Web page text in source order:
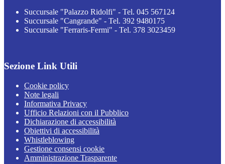
Succursale "Palazzo Ridolfi" - Tel. 045 567124
Succursale "Cangrande" - Tel. 392 9480175
Succursale "Ferraris-Fermi" - Tel. 378 3023459
Sezione Link Utili
Cookie policy
Note legali
Informativa Privacy
Ufficio Relazioni con il Pubblico
Dichiarazione di accessibilità
Obiettivi di accessibilità
Whistleblowing
Gestione consensi cookie
Amministrazione Trasparente